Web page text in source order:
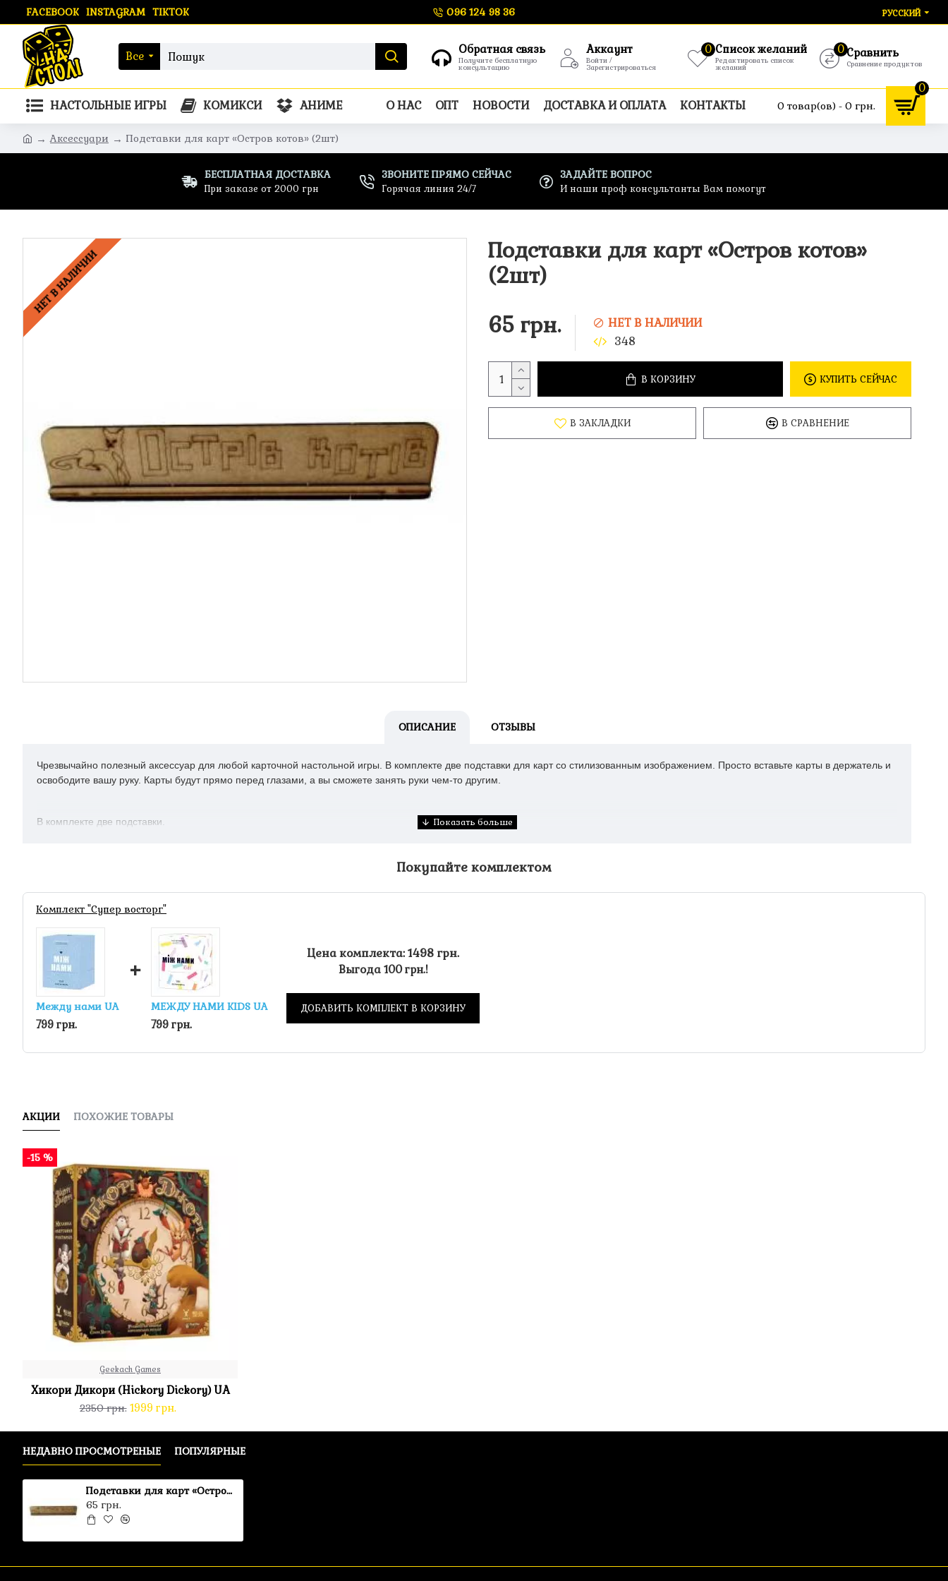
FACEBOOK INSTAGRAM TIKTOK 096 124 98 36 РУССКИЙ
Все
Обратная связь
Получите бесплатную
консультацию
Аккаунт
Войти /
Зарегистрироваться
Список желаний
Редактировать список
желаний
0 Сравнить
Сравнение продуктов
0
НАСТОЛЬНЫЕ ИГРЫ КОМИКСИ АНИМЕ О НАС ОПТ НОВОСТИ ДОСТАВКА И ОПЛАТА КОНТАКТЫ 0 товар(ов) - 0 грн.
0
Аксессуари Подставки для карт «Остров котов» (2шт)
БЕСПЛАТНАЯ ДОСТАВКА
При заказе от 2000 грн
ЗВОНИТЕ ПРЯМО СЕЙЧАС
Горячая линия 24/7
ЗАДАЙТЕ ВОПРОС
И наши проф консультанты Вам помогут
НЕТ В НАЛИЧИИ
Подставки для карт «Остров котов»
(2шт)
65 грн.
НЕТ В НАЛИЧИИ
348
В КОРЗИНУ КУПИТЬ СЕЙЧАС
В ЗАКЛАДКИ В СРАВНЕНИЕ
ОПИСАНИЕ ОТЗЫВЫ
Чрезвычайно полезный аксессуар для любой карточной настольной игры. В комплекте две подставки для карт со стилизованным изображением. Просто вставьте карты в держатель и
освободите вашу руку. Карты будут прямо перед глазами, а вы сможете занять руки чем-то другим.
В комплекте две подставки.
Покупайте комплектом
Комплект "Супер восторг"
Между нами UA
799 грн.
+
МЕЖДУ НАМИ KIDS UA
799 грн.
Цена комплекта: 1498 грн.
Выгода 100 грн.!
ДОБАВИТЬ КОМПЛЕКТ В КОРЗИНУ
АКЦИИ ПОХОЖИЕ ТОВАРЫ
-15 %
Geekach Games
Хикори Дикори (Hickory Dickory) UA
2350 грн. 1999 грн.
НЕДАВНО ПРОСМОТРЕНЫЕ ПОПУЛЯРНЫЕ
Подставки для карт «Остров котов» (2шт)
65 грн.